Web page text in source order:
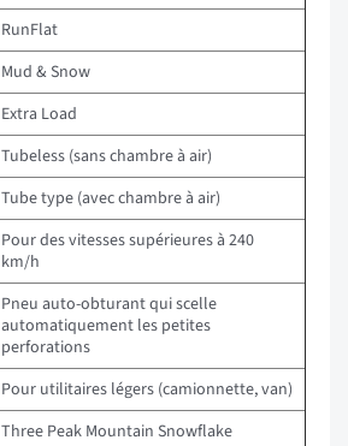
RunFlat
Mud & Snow
Extra Load
Tubeless (sans chambre à air)
Tube type (avec chambre à air)
Pour des vitesses supérieures à 240
km/h
Pneu auto-obturant qui scelle
automatiquement les petites
perforations
Pour utilitaires légers (camionnette, van)
Three Peak Mountain Snowflake